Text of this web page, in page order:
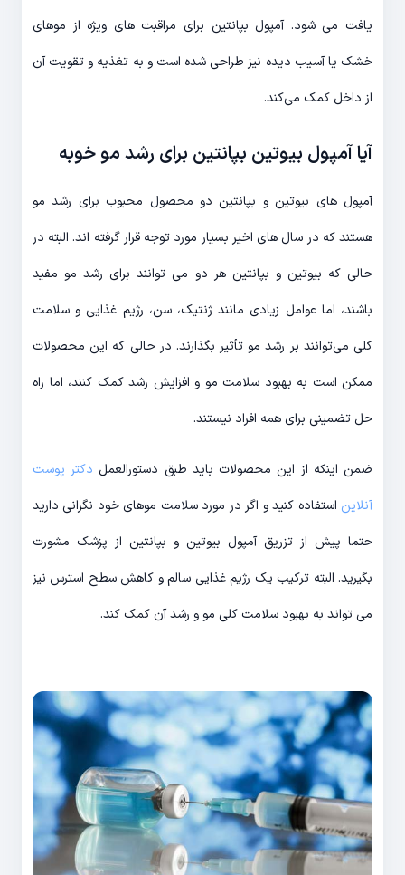
یافت می شود. آمپول بپانتین برای مراقبت های ویژه از موهای
خشک یا آسیب دیده نیز طراحی شده است و به تغذیه و تقویت آن
از داخل کمک می‌کند.
آیا آمپول بیوتین بپانتین برای رشد مو خوبه
آمپول های بیوتین و بپانتین دو محصول محبوب برای رشد مو
هستند که در سال های اخیر بسیار مورد توجه قرار گرفته اند. البته در
حالی که بیوتین و بپانتین هر دو می توانند برای رشد مو مفید
باشند، اما عوامل زیادی مانند ژنتیک، سن، رژیم غذایی و سلامت
کلی می‌توانند بر رشد مو تأثیر بگذارند. در حالی که این محصولات
ممکن است به بهبود سلامت مو و افزایش رشد کمک کنند، اما راه
حل تضمینی برای همه افراد نیستند.
ضمن اینکه از این محصولات باید طبق دستورالعمل دکتر پوست
آنلاین استفاده کنید و اگر در مورد سلامت موهای خود نگرانی دارید
حتما پیش از تزریق آمپول بیوتین و بپانتین از پزشک مشورت
بگیرید. البته ترکیب یک رژیم غذایی سالم و کاهش سطح استرس نیز
می تواند به بهبود سلامت کلی مو و رشد آن کمک کند.